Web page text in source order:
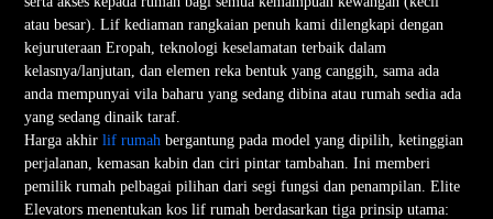
atau besar). Lif kediaman rangkaian penuh kami dilengkapi dengan
kejuruteraan Eropah, teknologi keselamatan terbaik dalam
kelasnya/lanjutan, dan elemen reka bentuk yang canggih, sama ada
anda mempunyai vila baharu yang sedang dibina atau rumah sedia ada
yang sedang dinaik taraf.
Harga akhirlif rumah bergantung pada model yang dipilih, ketinggian
perjalanan, kemasan kabin dan ciri pintar tambahan. Ini memberi
pemilik rumah pelbagai pilihan dari segi fungsi dan penampilan. Elite
Elevators menentukan kos lif rumah berdasarkan tiga prinsip utama: